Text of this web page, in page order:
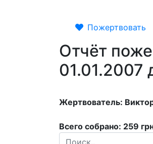
Пожертвовать
Отчёт
01.01.2007
Жертвователь:
Всего собрано: 259